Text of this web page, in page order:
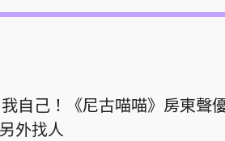
自己！《尼古喵喵》房東聲
外找人